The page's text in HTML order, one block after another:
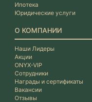
Ипотека
Юридические услуги
О КОМПАНИИ
Наши Лидеры
Акции
ONYX-VIP
Сотрудники
Награды и сертификаты
Вакансии
Отзывы